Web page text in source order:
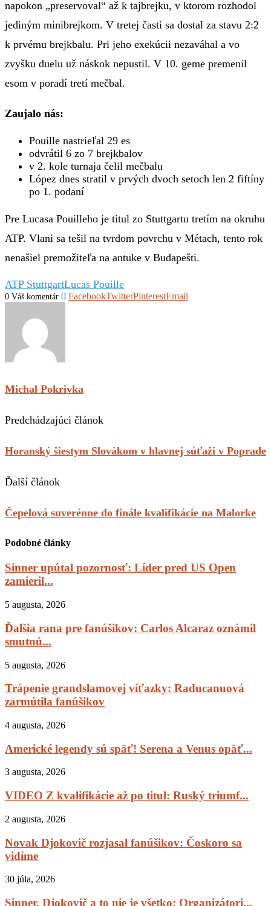
napokon „preservoval“ až k tajbrejku, v ktorom rozhodol
jediným minibrejkom. V tretej časti sa dostal za stavu 2:2
k prvému brejkbalu. Pri jeho exekúcii nezaváhal a vo
zvyšku duelu už náskok nepustil. V 10. geme premenil
esom v poradí tretí mečbal.
Zaujalo nás:
Pouille nastrieľal 29 es
odvrátil 6 zo 7 brejkbalov
v 2. kole turnaja čelil mečbalu
López dnes stratil v prvých dvoch setoch len 2 fiftíny
po 1. podaní
Pre Lucasa Pouilleho je titul zo Stuttgartu tretím na okruhu
ATP. Vlani sa tešil na tvrdom povrchu v Métach, tento rok
nenašiel premožiteľa na antuke v Budapešti.
ATP StuttgartLucas Pouille
0 Váš komentár 0 FacebookTwitterPinterestEmail
Michal Pokrivka
Predchádzajúci článok
Horanský šiestym Slovákom v hlavnej súťaži v Poprade
Ďalší článok
Čepelová suverénne do finále kvalifikácie na Malorke
Podobné články
Sinner upútal pozornosť: Líder pred US Open
zamieril...
5 augusta, 2026
Ďalšia rana pre fanúšikov: Carlos Alcaraz oznámil
smutnú...
5 augusta, 2026
Trápenie grandslamovej víťazky: Raducanuová
zarmútila fanúšikov
4 augusta, 2026
Americké legendy sú späť! Serena a Venus opäť...
3 augusta, 2026
VIDEO Z kvalifikácie až po titul: Ruský triumf...
2 augusta, 2026
Novak Djokovič rozjasal fanúšikov: Čoskoro sa
vidíme
30 júla, 2026
Sinner, Djokovič a to nie je všetko: Organizátori...